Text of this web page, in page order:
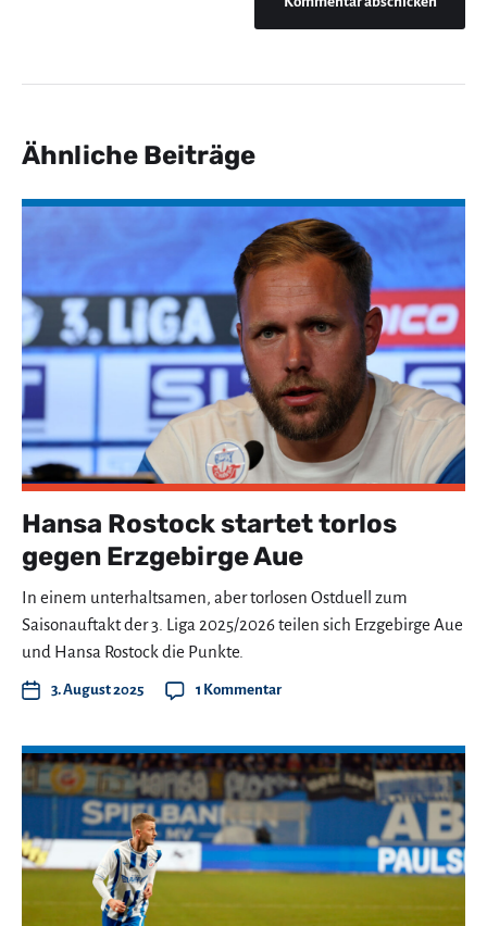
Ähnliche Beiträge
Hansa Rostock startet torlos
gegen Erzgebirge Aue
In einem unterhaltsamen, aber torlosen Ostduell zum
Saisonauftakt der 3. Liga 2025/2026 teilen sich Erzgebirge Aue
und Hansa Rostock die Punkte.
3. August 2025 1 Kommentar